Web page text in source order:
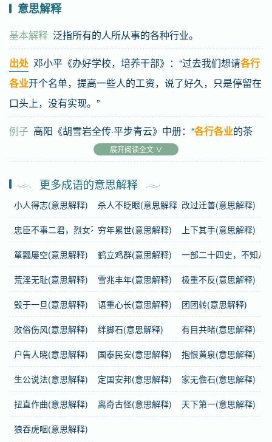
意思解释
基本解释 泛指所有的人所从事的各种行业。
出处 邓小平《办好学校，培养干部》：“过去我们想请各行
各业开个名单，提高一些人的工资，说了好久，只是停留在
口头上，没有实现。”
例子 高阳《胡雪岩全传·平步青云》中册：“各行各业的茶
会，犹如同业公所。”
基础信息
拼音 gè háng gè yè
注音 ㄍㄜˋ ㄏㄤˊ ㄍㄜˋ 一ㄝˋ
繁体 各行各業
感情 各行各业是中性词。
用法 作主语、宾语、定语；指各种行业。
近义词 七十二行
英语 different trades and calling（all trades and
professions）
德语 alle Branchen und Gewerbe
展开阅读全文 ∨
更多成语的意思解释
小人得志(意思解释) 杀人不眨眼(意思解释) 改过迁善(意思解释)
忠臣不事二君，烈女不更二夫(意思解释)
穷年累世(意思解释) 上下其手(意思解释)
箪瓢屡空(意思解释) 鹤立鸡群(意思解释) 一部二十四史，不知从
荒淫无耻(意思解释) 雪兆丰年(意思解释) 极重不反(意思解释)
毁于一旦(意思解释) 语重心长(意思解释) 团团转(意思解释)
败俗伤风(意思解释) 绊脚石(意思解释) 有目共睹(意思解释)
户告人晓(意思解释) 国泰民安(意思解释) 抱恨黄泉(意思解释)
生公说法(意思解释) 定国安邦(意思解释) 家无儋石(意思解释)
扭直作曲(意思解释) 离奇古怪(意思解释) 天下第一(意思解释)
狼吞虎咽(意思解释)